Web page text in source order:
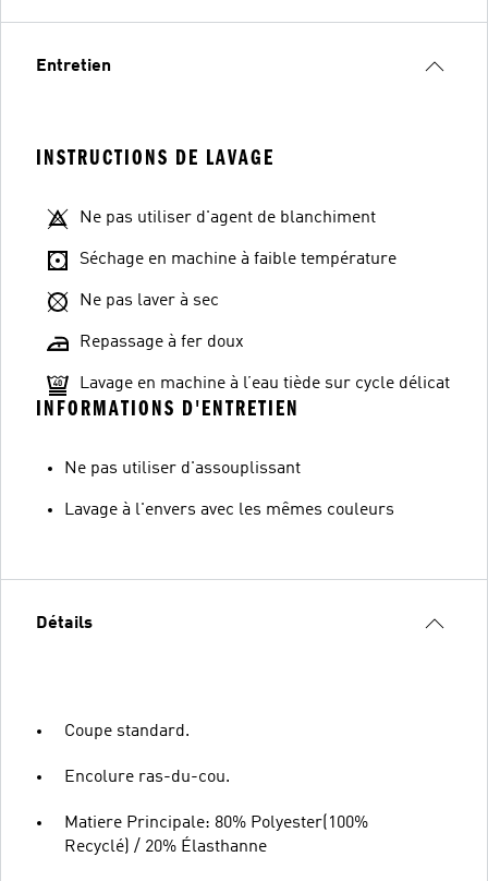
Entretien
INSTRUCTIONS DE LAVAGE
Ne pas utiliser d'agent de blanchiment
Séchage en machine à faible température
Ne pas laver à sec
Repassage à fer doux
Lavage en machine à l’eau tiède sur cycle délicat
INFORMATIONS D'ENTRETIEN
Ne pas utiliser d'assouplissant
Lavage à l'envers avec les mêmes couleurs
Détails
Coupe standard.
Encolure ras-du-cou.
Matiere Principale: 80% Polyester(100%
Recyclé) / 20% Élasthanne